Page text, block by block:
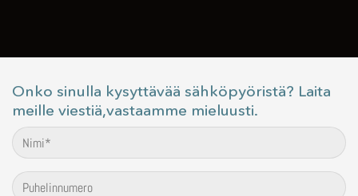
Onko sinulla kysyttävää sähköpyöristä? Laita
meille viestiä,vastaamme mieluusti.